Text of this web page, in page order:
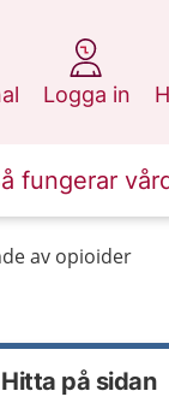
Logga in
på 1177.se
fungerar
av opioider
Hitta på sidan